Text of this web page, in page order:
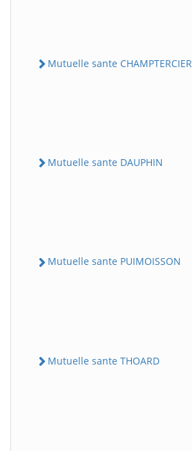
Mutuelle sante CHAMPTERCIER
Mutuelle sante DAUPHIN
Mutuelle sante PUIMOISSON
Mutuelle sante THOARD